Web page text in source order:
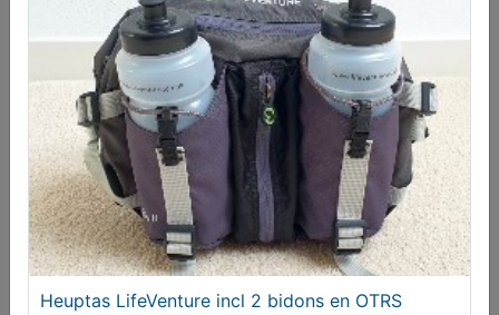
Badkamerradiator Radson Elato T - gloednieuw
T.e.a.b.
Heuptas LifeVenture incl 2 bidons en OTRS